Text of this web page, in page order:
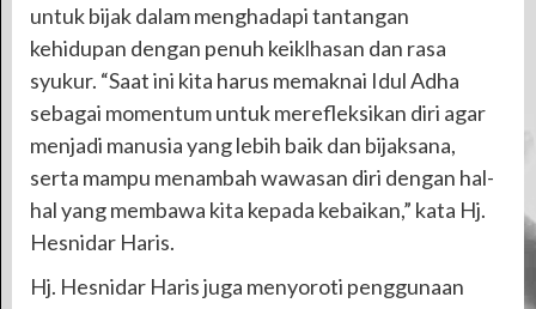
untuk bijak dalam menghadapi tantangan
kehidupan dengan penuh keiklhasan dan rasa
syukur. “Saat ini kita harus memaknai Idul Adha
sebagai momentum untuk merefleksikan diri agar
menjadi manusia yang lebih baik dan bijaksana,
serta mampu menambah wawasan diri dengan hal-
hal yang membawa kita kepada kebaikan,” kata Hj.
Hesnidar Haris.
Hj. Hesnidar Haris juga menyoroti penggunaan